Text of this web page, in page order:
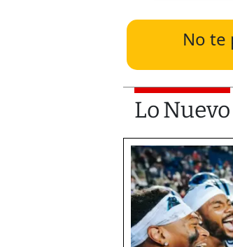
No te
Lo Nuevo